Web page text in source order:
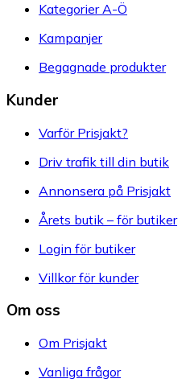
Kategorier A-Ö
Kampanjer
Begagnade produkter
Kunder
Varför Prisjakt?
Driv trafik till din butik
Annonsera på Prisjakt
Årets butik – för butiker
Login för butiker
Villkor för kunder
Om oss
Om Prisjakt
Vanliga frågor